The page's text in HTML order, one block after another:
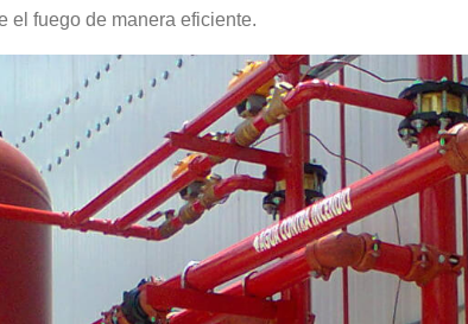
el fuego de manera eficiente.